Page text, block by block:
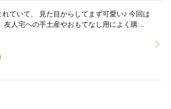
まず可愛い♪ 今回は